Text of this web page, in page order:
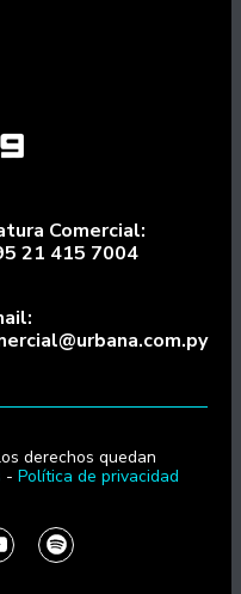
Comercial:
21 415 7004
derechos quedan
- Política de privacidad
spotify